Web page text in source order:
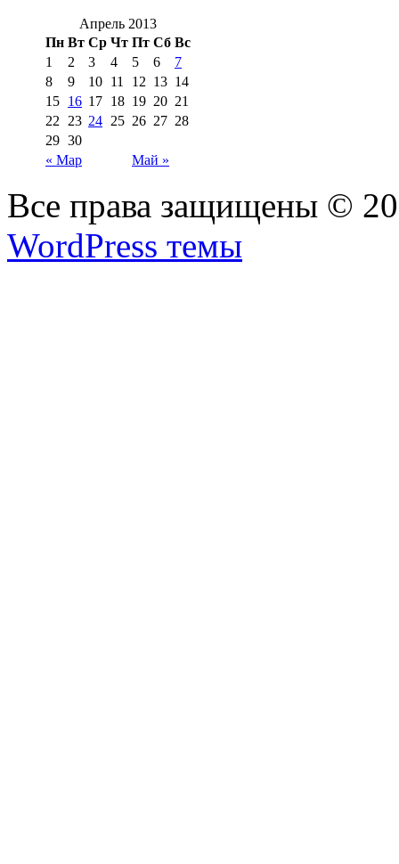
Апрель 2013
Пн Вт Ср Чт Пт Сб Вс
« Мар Май »
1 2 3 4 5 6
7
8
9 10 11 12 13 14
15 16 17 18 19 20 21
22 23 24 25 26 27 28
29 30
Все права защищены ©
WordPress темы